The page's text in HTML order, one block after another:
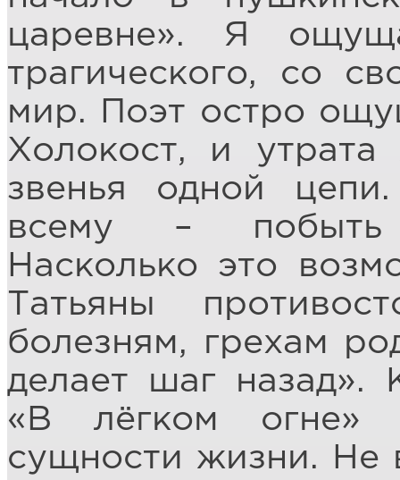
царевне». Я
трагического, со
мир. Поэт остро
Холокост, и
звенья одной
всему – побыть
Насколько это
Татьяны
болезням, грехам
делает шаг назад».
«В лёгком огне»
сущности жизни. Не